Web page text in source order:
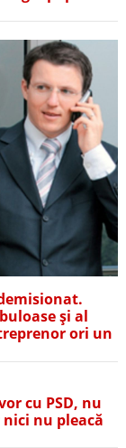
și al
ori un
cu PSD, nu
nu pleacă